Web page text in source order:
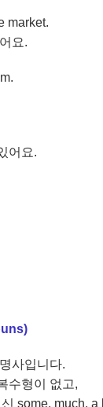
market.
요.
어요.
사입니다.
수형이 없고,
some, much,